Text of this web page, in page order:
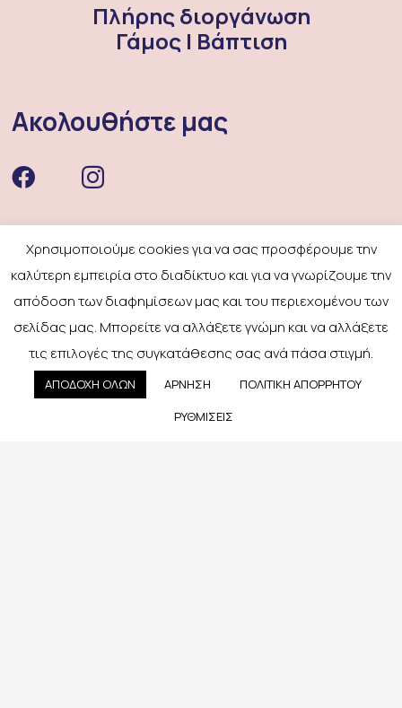
Πλήρης διοργάνωση
Γάμος | Βάπτιση
Ακολουθήστε μας
Site Map
Αρχική σελίδα
Υπηρεσίες
E-Shop
Ιδέες & Θέματα Γάμων
Χρησιμοποιούμε cookies για να σας προσφέρουμε την
καλύτερη εμπειρία στο διαδίκτυο και για να γνωρίζουμε την
απόδοση των διαφημίσεων μας και του περιεχομένου των
σελίδας μας. Μπορείτε να αλλάξετε γνώμη και να αλλάξετε
τις επιλογές της συγκατάθεσης σας ανά πάσα στιγμή.
ΑΠΟΔΟΧΗ ΟΛΩΝ ΑΡΝΗΣΗ
ΠΟΛΙΤΙΚΗ ΑΠΟΡΡΗΤΟΥ
ΡΥΘΜΙΣΕΙΣ